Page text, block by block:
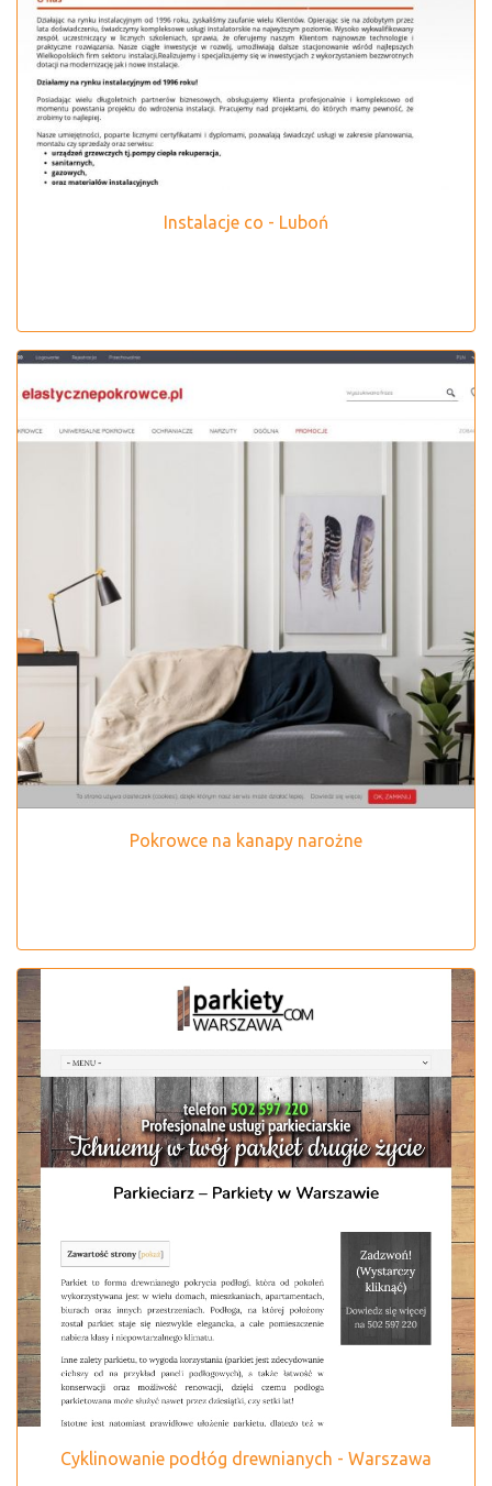
Instalacje co - Luboń
Pokrowce na kanapy narożne
Cyklinowanie podłóg drewnianych - Warszawa